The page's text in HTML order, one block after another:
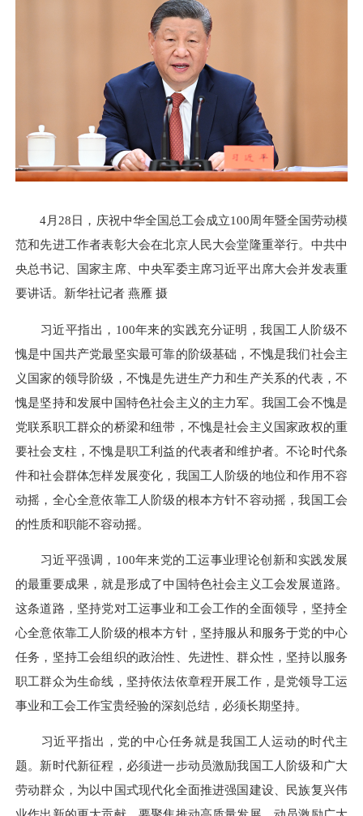
4月28日，庆祝中华全国总工会成立100周年暨全国劳动模
范和先进工作者表彰大会在北京人民大会堂隆重举行。中共中
央总书记、国家主席、中央军委主席习近平出席大会并发表重
要讲话。新华社记者 燕雁 摄
习近平指出，100年来的实践充分证明，我国工人阶级不
愧是中国共产党最坚实最可靠的阶级基础，不愧是我们社会主
义国家的领导阶级，不愧是先进生产力和生产关系的代表，不
愧是坚持和发展中国特色社会主义的主力军。我国工会不愧是
党联系职工群众的桥梁和纽带，不愧是社会主义国家政权的重
要社会支柱，不愧是职工利益的代表者和维护者。不论时代条
件和社会群体怎样发展变化，我国工人阶级的地位和作用不容
动摇，全心全意依靠工人阶级的根本方针不容动摇，我国工会
的性质和职能不容动摇。
习近平强调，100年来党的工运事业理论创新和实践发展
的最重要成果，就是形成了中国特色社会主义工会发展道路。
这条道路，坚持党对工运事业和工会工作的全面领导，坚持全
心全意依靠工人阶级的根本方针，坚持服从和服务于党的中心
任务，坚持工会组织的政治性、先进性、群众性，坚持以服务
职工群众为生命线，坚持依法依章程开展工作，是党领导工运
事业和工会工作宝贵经验的深刻总结，必须长期坚持。
习近平指出，党的中心任务就是我国工人运动的时代主
题。新时代新征程，必须进一步动员激励我国工人阶级和广大
劳动群众，为以中国式现代化全面推进强国建设、民族复兴伟